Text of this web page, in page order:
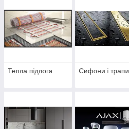
Тепла підлога Сифони і трапи